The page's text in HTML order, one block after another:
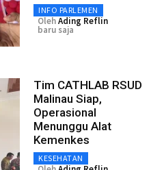
INFO PARLEMEN
OlehAding Reflin
baru saja
Tim CATHLAB RSUD
Malinau Siap,
Operasional
Menunggu Alat
Kemenkes
KESEHATAN